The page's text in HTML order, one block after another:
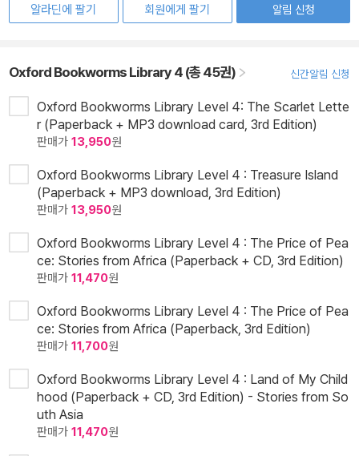
알라딘에 팔기
회원에게 팔기
알림 신청
Oxford Bookworms Library 4 (총 45권) 신간알림 신청
Oxford Bookworms Library Level 4: The Scarlet Lette
r (Paperback + MP3 download card, 3rd Edition)
판매가 13,950원
Oxford Bookworms Library Level 4 : Treasure Island
(Paperback + MP3 download, 3rd Edition)
판매가 13,950원
Oxford Bookworms Library Level 4 : The Price of Pea
ce: Stories from Africa (Paperback + CD, 3rd Edition)
판매가 11,470원
Oxford Bookworms Library Level 4 : The Price of Pea
ce: Stories from Africa (Paperback, 3rd Edition)
판매가 11,700원
Oxford Bookworms Library Level 4 : Land of My Child
hood (Paperback + CD, 3rd Edition) - Stories from So
uth Asia
판매가 11,470원